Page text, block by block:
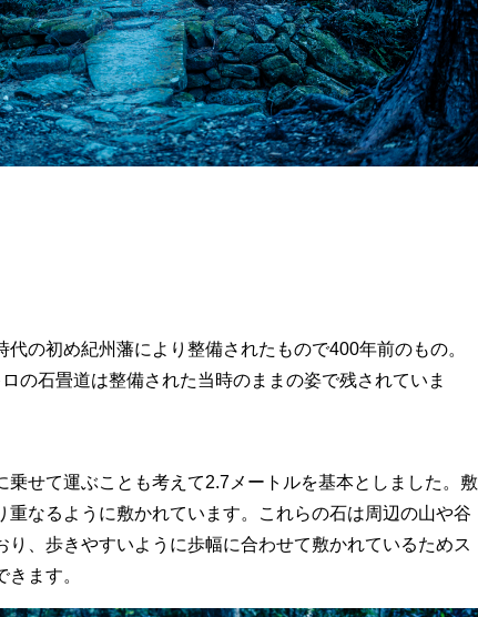
代の初め紀州藩により整備されたもので400年前のもの。
の石畳道は整備された当時のままの姿で残されていま
乗せて運ぶことも考えて2.7メートルを基本としました。敷
重なるように敷かれています。これらの石は周辺の山や谷
り、歩きやすいように歩幅に合わせて敷かれているためス
きます。